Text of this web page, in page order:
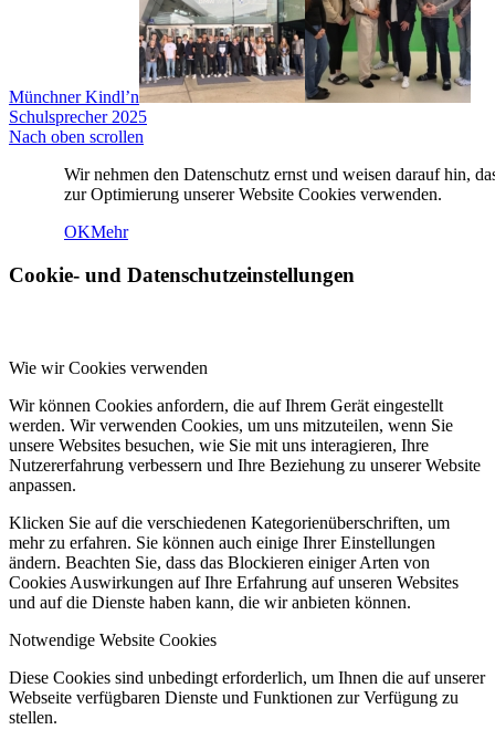
Münchner Kindl’n
Schulsprecher 2025
Nach oben scrollen
Wir nehmen den Datenschutz ernst und weisen darauf hin,
zur Optimierung unserer Website Cookies verwenden.
OKMehr
Cookie- und Datenschutzeinstellungen
Wie wir Cookies verwenden
Wir können Cookies anfordern, die auf Ihrem Gerät eingestellt
werden. Wir verwenden Cookies, um uns mitzuteilen, wenn Sie
unsere Websites besuchen, wie Sie mit uns interagieren, Ihre
Nutzererfahrung verbessern und Ihre Beziehung zu unserer Website
anpassen.
Klicken Sie auf die verschiedenen Kategorienüberschriften, um
mehr zu erfahren. Sie können auch einige Ihrer Einstellungen
ändern. Beachten Sie, dass das Blockieren einiger Arten von
Cookies Auswirkungen auf Ihre Erfahrung auf unseren Websites
und auf die Dienste haben kann, die wir anbieten können.
Notwendige Website Cookies
Diese Cookies sind unbedingt erforderlich, um Ihnen die auf unserer
Webseite verfügbaren Dienste und Funktionen zur Verfügung zu
stellen.